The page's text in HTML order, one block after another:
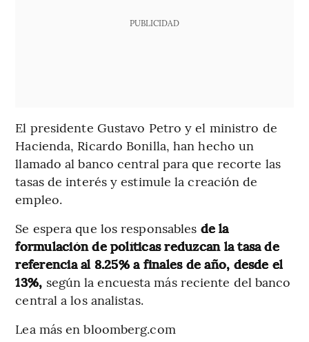
PUBLICIDAD
El presidente Gustavo Petro y el ministro de
Hacienda, Ricardo Bonilla, han hecho un
llamado al banco central para que recorte las
tasas de interés y estimule la creación de
empleo.
Se espera que los responsables de la
formulación de políticas reduzcan la tasa de
referencia al 8.25% a finales de año, desde el
13%, según la encuesta más reciente del banco
central a los analistas.
Lea más en bloomberg.com